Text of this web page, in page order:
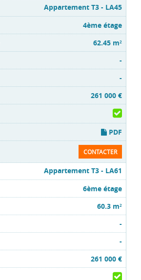
Appartement T3 - LA45
4ème étage
62.45 m2
-
-
261 000 €
PDF
CONTACTER
Appartement T3 - LA61
6ème étage
60.3 m2
-
-
261 000 €